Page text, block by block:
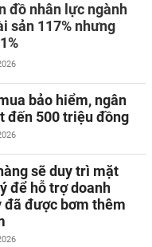
đồ nhân lực ngành
sản 117% nhưng
bảo hiểm, ngân
đến 500 triệu đồng
sẽ duy trì mặt
để hỗ trợ doanh
đã được bơm thêm